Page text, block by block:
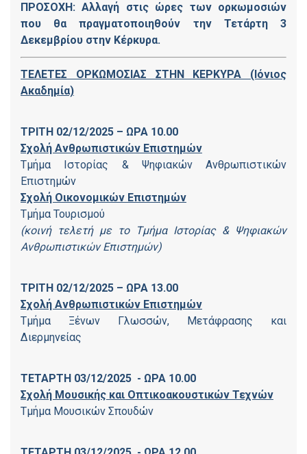
ΠΡΟΣΟΧΗ: Αλλαγή στις ώρες των ορκωμοσιών
που θα πραγματοποιηθούν την Τετάρτη 3
Δεκεμβρίου στην Κέρκυρα.
ΤΕΛΕΤΕΣ ΟΡΚΩΜΟΣΙΑΣ ΣΤΗΝ ΚΕΡΚΥΡΑ (Ιόνιος
Ακαδημία)
ΤΡΙΤΗ 02/12/2025 – ΩΡΑ 10.00
Σχολή Ανθρωπιστικών Επιστημών
Τμήμα Ιστορίας & Ψηφιακών Ανθρωπιστικών
Επιστημών
Σχολή Οικονομικών Επιστημών
Τμήμα Τουρισμού
(κοινή τελετή με το Τμήμα Ιστορίας & Ψηφιακών
Ανθρωπιστικών Επιστημών)
ΤΡΙΤΗ 02/12/2025 – ΩΡΑ 13.00
Σχολή Ανθρωπιστικών Επιστημών
Τμήμα Ξένων Γλωσσών, Μετάφρασης και
Διερμηνείας
ΤΕΤΑΡΤΗ 03/12/2025 - ΩΡΑ 10.00
Σχολή Μουσικής και Οπτικοακουστικών Τεχνών
Τμήμα Μουσικών Σπουδών